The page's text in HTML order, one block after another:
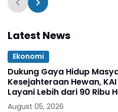
Latest News
Ekonomi
Dukung Gaya Hidup
Kesejahteraan Hewan,
Layani Lebih dari 90 Ribu
Peliharaan pada Semester
August 05, 2026